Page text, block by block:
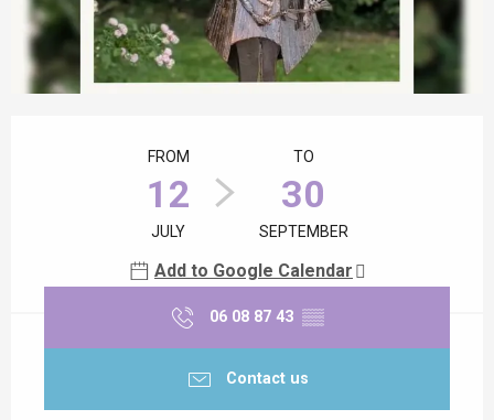
FROM
12
JULY
TO
30
SEPTEMBER
Add to Google Calendar
06 08 87 43 ▒▒
Contact us